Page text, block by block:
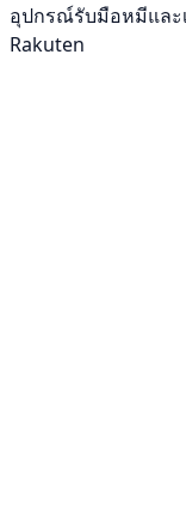
อุปกรณ์รับมือหมีและ
Rakuten